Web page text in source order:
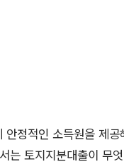
정적인 소득원을 제
는 토지지분대출이 무